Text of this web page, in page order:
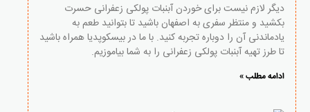
دیگر لازم نیست برای خوردن آبنبات پولکی زعفرانی حسرت
بکشید و منتظر سفری به اصفهان باشید تا بتوانید طعم به
یادماندنی آن را دوباره تجربه کنید. با ما در بیسکوپدیا همراه باشید
تا طرز تهیه آبنبات پولکی زعفرانی را به شما بیاموزیم.
ادامه مطلب »